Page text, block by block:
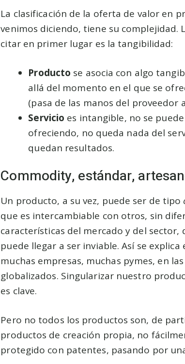
La clasificación de la oferta de valor en
venimos diciendo, tiene su complejidad.
citar en primer lugar es la tangibilidad:
Producto se asocia con algo
allá del momento en el que se
(pasa de las manos del proveedor
Servicio es intangible, no se
ofreciendo, no queda nada del
quedan resultados.
Commodity, estándar,
Un producto, a su vez, puede ser de tipo
que es intercambiable con otros, sin
características del mercado y del
puede llegar a ser inviable. Así se
muchas empresas, muchas pymes, en
globalizados. Singularizar nuestro
es clave.
Pero no todos los productos son, de
productos de creación propia, no
protegido con patentes, pasando por